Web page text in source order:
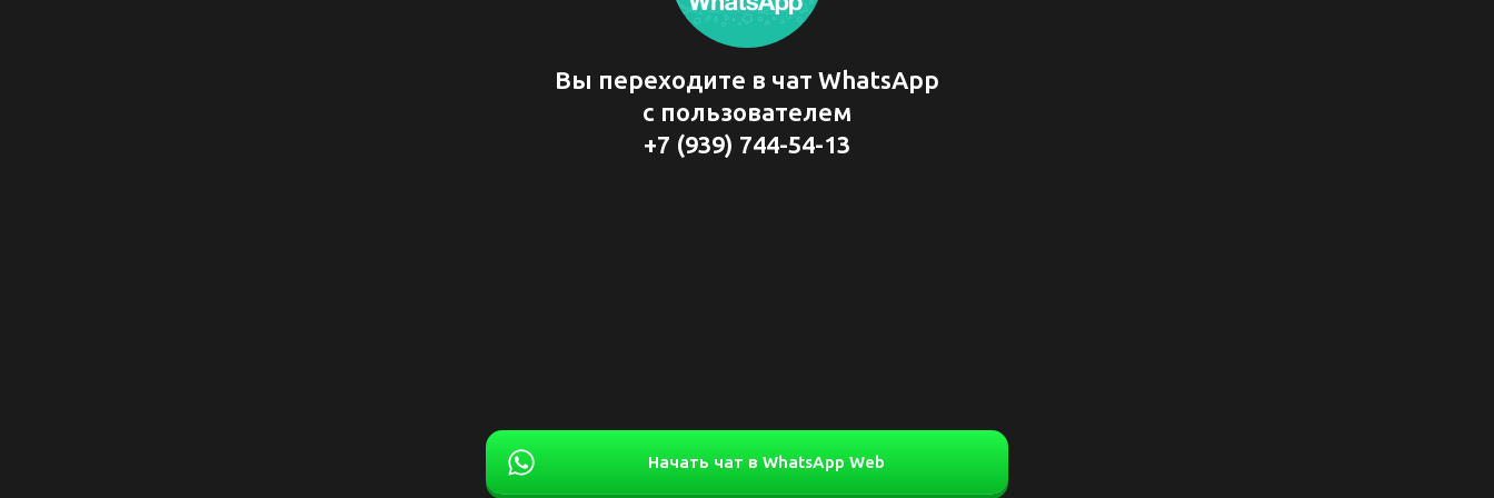
Вы переходите в чат WhatsApp
с пользователем
+7 (939) 744-54-13
Начать чат в WhatsApp Web